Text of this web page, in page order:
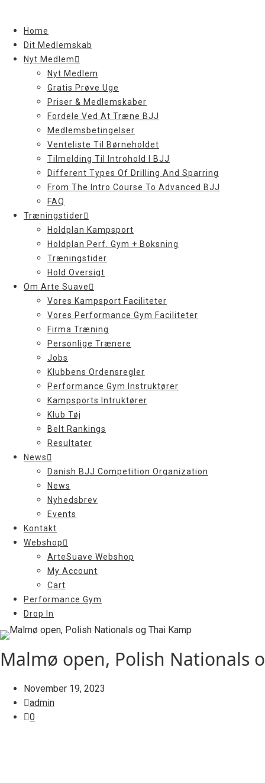
contentHome
Dit Medlemskab
Nyt Medlem
Nyt Medlem
Gratis Prøve Uge
Priser & Medlemskaber
Fordele Ved At Træne BJJ
Medlemsbetingelser
Venteliste Til Børneholdet
Tilmelding Til Introhold I BJJ
Different Types Of Drilling And Sparring
From The Intro Course To Advanced BJJ
FAQ
Træningstider
Holdplan Kampsport
Holdplan Perf. Gym + Boksning
Træningstider
Hold Oversigt
Om Arte Suave
Vores Kampsport Faciliteter
Vores Performance Gym Faciliteter
Firma Træning
Personlige Trænere
Jobs
Klubbens Ordensregler
Performance Gym Instruktører
Kampsports Intruktører
Klub Tøj
Belt Rankings
Resultater
News
Danish BJJ Competition Organization
News
Nyhedsbrev
Events
Kontakt
Webshop
ArteSuave Webshop
My Account
Cart
Performance Gym
Drop In
Malmø open, Polish Nationals
November 19, 2023
admin
0